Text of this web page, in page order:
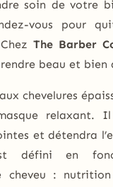
soin de votre
vous pour
The Barber
beau et bien
chevelures
relaxant.
et détendra
défini en
cheveu :